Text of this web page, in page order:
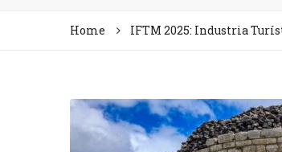
Home IFTM 2025: Industria